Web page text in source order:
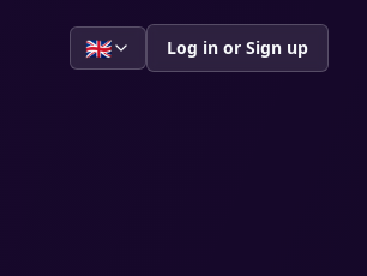
🇬🇧 Log in or Sign up